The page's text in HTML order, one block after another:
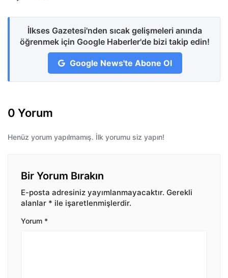
İlkses Gazetesi'nden sıcak gelişmeleri anında
öğrenmek için Google Haberler'de bizi takip edin!
Google News'te Abone Ol
0 Yorum
Henüz yorum yapılmamış. İlk yorumu siz yapın!
Bir Yorum Bırakın
E-posta adresiniz yayımlanmayacaktır. Gerekli
alanlar * ile işaretlenmişlerdir.
Yorum *